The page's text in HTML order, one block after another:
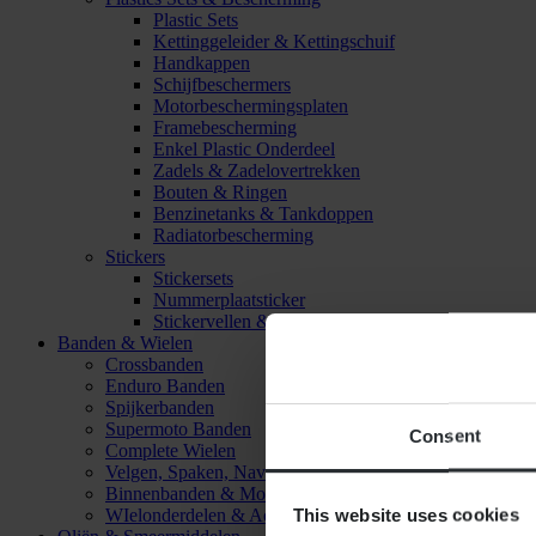
Consent
This website uses cookies
Plastic Sets
Kettinggeleider & Kettingschuif
Handkappen
Schijfbeschermers
Motorbeschermingsplaten
Framebescherming
Enkel Plastic Onderdeel
Zadels & Zadelovertrekken
Bouten & Ringen
Benzinetanks & Tankdoppen
Radiatorbescherming
Stickers
Stickersets
Nummerplaatsticker
Stickervellen & Stickers
Banden & Wielen
Crossbanden
Enduro Banden
Spijkerbanden
Supermoto Banden
Complete Wielen
Velgen, Spaken, Naven & Lagers
Binnenbanden & Mousses
WIelonderdelen & Accessoires